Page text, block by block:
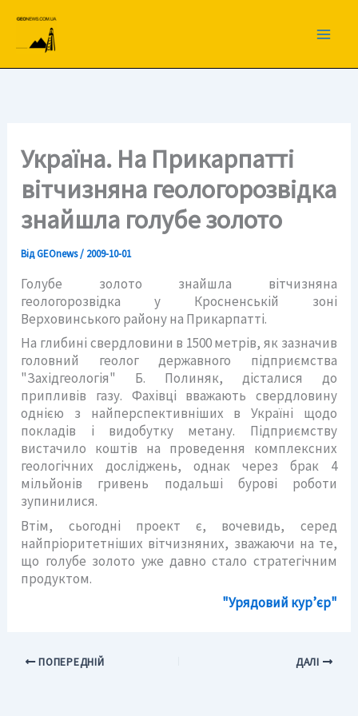
вмісту
Україна. На Прикарпатті
вітчизняна геологорозвідка
знайшла голубе золото
ВідGEOnews/ 2009-10-01
Голубе золото знайшла вітчизняна
геологорозвідка у Кросненській зоні
Верховинського району на Прикарпатті.
На глибині свердловини в 1500 метрів, як зазначив
головний геолог державного підприємства
"Західгеологія" Б. Полиняк, дісталися до
припливів газу. Фахівці вважають свердловину
однією з найперспективніших в Україні щодо
покладів і видобутку метану. Підприємству
вистачило коштів на проведення комплексних
геологічних досліджень, однак через брак 4
мільйонів гривень подальші бурові роботи
зупинилися.
Втім, сьогодні проект є, вочевидь, серед
найпріоритетніших вітчизняних, зважаючи на те,
що голубе золото уже давно стало стратегічним
продуктом.
"Урядовий кур’єр"
ПОПЕРЕДНІЙ ДАЛІ